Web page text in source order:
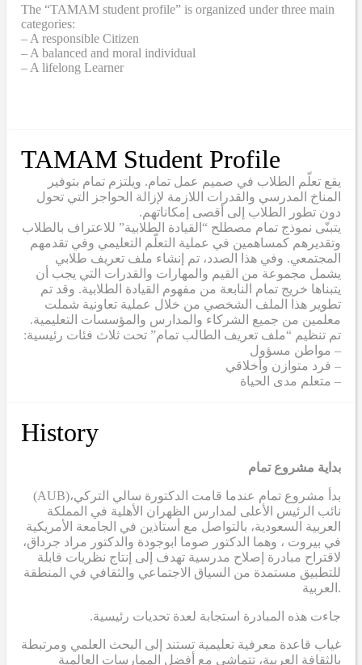
The “TAMAM student profile” is organized under three main
categories:
– A responsible Citizen
– A balanced and moral individual
– A lifelong Learner
TAMAM Student Profile
يقع تعلّم الطلاب في صميم عمل تمام. ويلتزم تمام بتوفير
المناخ المدرسي والقدرات اللازمة لإزالة الحواجز التي تحول
دون تطور الطلاب إلى أقصى إمكاناتهم.
يتبنّى نموذج تمام مصطلح “القيادة الطلابية” للاعتراف بالطلاب
وتقديرهم كمساهمين في عملية التعلّم التعليمي وفي تقدمهم
المجتمعي. وفي هذا الصدد، تم إنشاء ملف تعريف طلابي
يشمل مجموعة من القيم والمهارات والقدرات التي يجب أن
يتبناها خريج تمام النابعة من مفهوم القيادة الطلابية. وقد تم
تطوير هذا الملف الشخصي من خلال عملية تعاونية شملت
معلمين من جميع الشركاء والمدارس والمؤسسات التعليمية.
تم تنظيم “ملف تعريف الطالب تمام” تحت ثلاث فئات رئيسية:
– مواطن مسؤول
– فرد متوازن وأخلاقي
– متعلم مدى الحياة
History
بداية مشروع تمام
(AUB)بدأ مشروع تمام عندما قامت الدكتورة سالي التركي،
نائب الرئيس الأعلى لمدارس الظهران الأهلية في المملكة
العربية السعودية، بالتواصل مع أستاذين في الجامعة الأمريكية
في بيروت ، وهما الدكتور صوما ابوجودة والدكتور مراد جرداق،
لاقتراح مبادرة إصلاح مدرسية تهدف إلى إنتاج نظريات قابلة
للتطبيق مستمدة من السياق الاجتماعي والثقافي في المنطقة
العربية.
.جاءت هذه المبادرة استجابة لعدة تحديات رئيسية
غياب قاعدة معرفية تعليمية تستند إلى البحث العلمي ومرتبطة
بالثقافة العربية، تتماشى مع أفضل الممارسات العالمية